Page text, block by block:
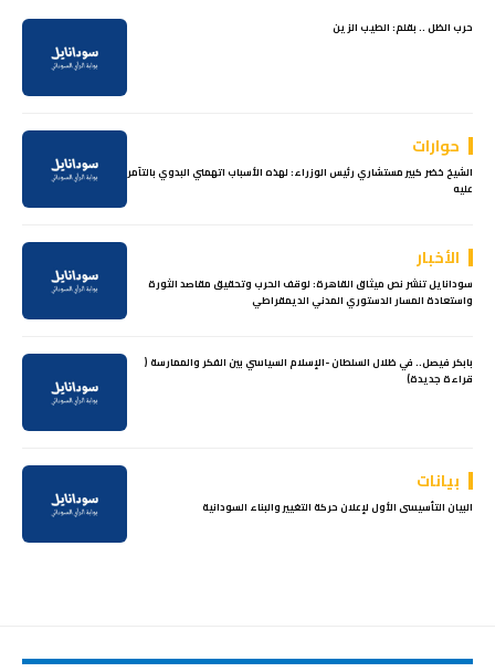
حرب الظل .. بقلم: الطيب الزين
حوارات
الشيخ خضر كبير مستشاري رئيس الوزراء: لهذه الأسباب اتهمني البدوي بالتآمر
عليه
الأخبار
سودانايل تنشر نص ميثاق القاهرة: لوقف الحرب وتحقيق مقاصد الثورة
واستعادة المسار الدستوري المدني الديمقراطي
بابكر فيصل.. في ظلال السلطان -الإسلام السياسي بين الفكر والممارسة (
قراءة جديدة)
بيانات
البيان التأسيسى الأول لإعلان حركة التغيير والبناء السودانية